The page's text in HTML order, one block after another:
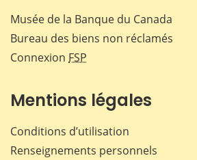
Musée de la Banque du Canada
Bureau des biens non réclamés
Connexion FSP
Mentions légales
Conditions d’utilisation
Renseignements personnels